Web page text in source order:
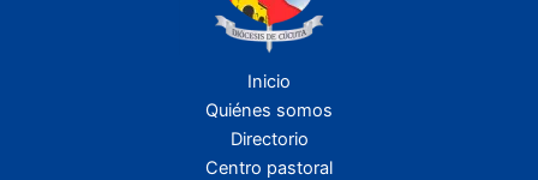
Inicio
Quiénes somos
Directorio
Centro pastoral